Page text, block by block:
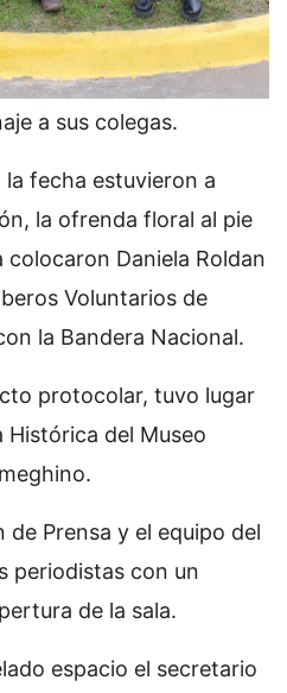
a sus colegas.
la fecha estuvieron a
la ofrenda floral al pie
Daniela Roldan
Voluntarios de
la Bandera Nacional.
protocolar, tuvo lugar
Histórica del Museo
de Prensa y el equipo del
periodistas con un
de la sala.
espacio el secretario